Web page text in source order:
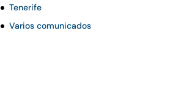
Tenerife
Varios comunicados